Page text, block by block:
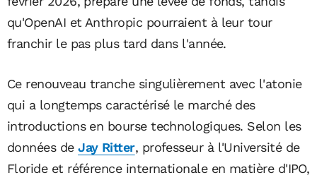
qu'OpenAI et Anthropic pourraient à leur tour
franchir le pas plus tard dans l'année.
Ce renouveau tranche singulièrement avec l'atonie
qui a longtemps caractérisé le marché des
introductions en bourse technologiques. Selon les
données deJay Ritter, professeur à l'Université de
Floride et référence internationale en matière d'IPO,